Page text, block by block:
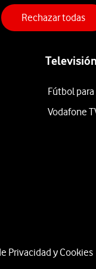
Televisión
Fútbol
Vodafone
Privacidad y Cookies
Rechazar todas